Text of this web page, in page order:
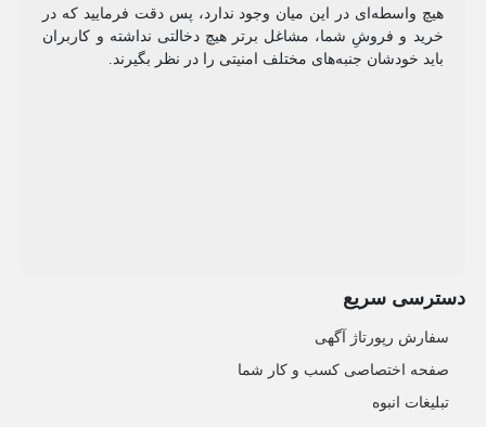
هیچ واسطه‌ای در این میان وجود ندارد، پس دقت فرمایید که در
خرید و فروشِ شما، مشاغل برتر هیچ دخالتی نداشته و کاربران
باید خودشان جنبه‌های مختلف امنیتی را در نظر بگیرند.
دسترسی سریع
سفارش رپورتاژ آگهی
صفحه اختصاصی کسب و کار شما
تبلیغات انبوه